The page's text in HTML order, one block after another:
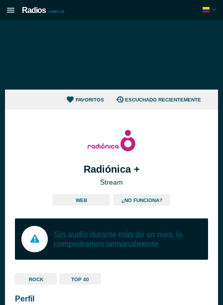
Radios .com.co
FAVORITOS ESCUCHADO RECIENTEMENTE
Radiónica +
Stream
WEB ¿NO FUNCIONA?
Sin audio durante más de un mes, lo
comprobamos semanalmente
ROCK TOP 40
Perfil